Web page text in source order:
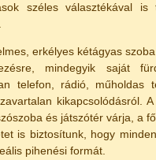
széles választékával is
erkélyes kétágyas
mindegyik saját
telefon, rádió, műholdas
kikapcsolódásról. A
és játszótér várja, a
is biztosítunk, hogy
pihenési formát.